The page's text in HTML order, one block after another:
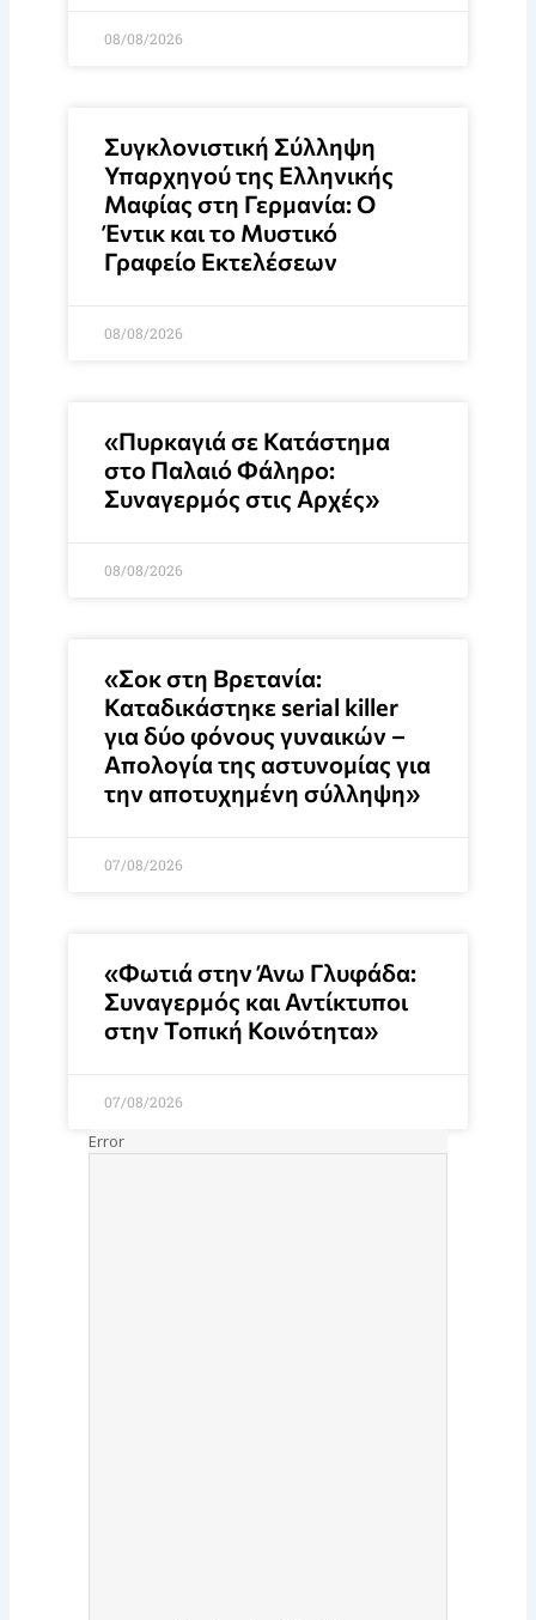
08/08/2026
Συγκλονιστική Σύλληψη
Υπαρχηγού της Ελληνικής
Μαφίας στη Γερμανία: Ο
Έντικ και το Μυστικό
Γραφείο Εκτελέσεων
08/08/2026
«Πυρκαγιά σε Κατάστημα
στο Παλαιό Φάληρο:
Συναγερμός στις Αρχές»
08/08/2026
«Σοκ στη Βρετανία:
Καταδικάστηκε serial killer
για δύο φόνους γυναικών –
Απολογία της αστυνομίας για
την αποτυχημένη σύλληψη»
07/08/2026
«Φωτιά στην Άνω Γλυφάδα:
Συναγερμός και Αντίκτυποι
στην Τοπική Κοινότητα»
07/08/2026